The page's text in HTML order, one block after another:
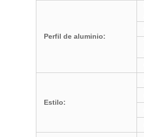
Perfil de aluminio:
Estilo: